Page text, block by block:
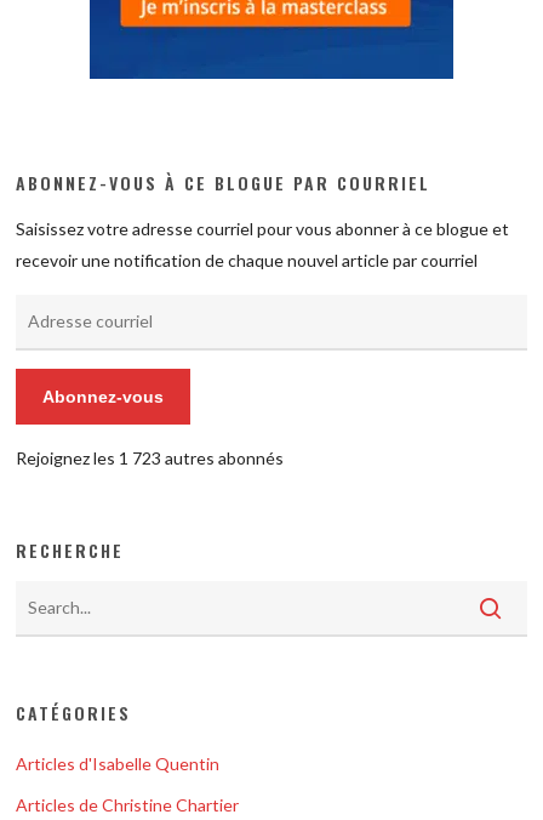
ABONNEZ-VOUS À CE BLOGUE PAR COURRIEL
Saisissez votre adresse courriel pour vous abonner à ce blogue et
recevoir une notification de chaque nouvel article par courriel
Abonnez-vous
Rejoignez les 1 723 autres abonnés
RECHERCHE
CATÉGORIES
Articles d'Isabelle Quentin
Articles de Christine Chartier